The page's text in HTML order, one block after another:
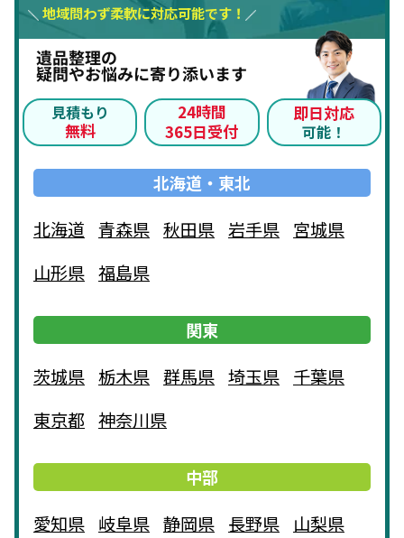
地域問わず柔軟に対応可能です！
遺品整理の
疑問やお悩みに寄り添います
見積もり
無料
24時間
365日受付
即日対応
可能！
北海道・東北
北海道 青森県 秋田県 岩手県 宮城県
山形県 福島県
関東
茨城県 栃木県 群馬県 埼玉県 千葉県
東京都 神奈川県
中部
愛知県 岐阜県 静岡県 長野県 山梨県